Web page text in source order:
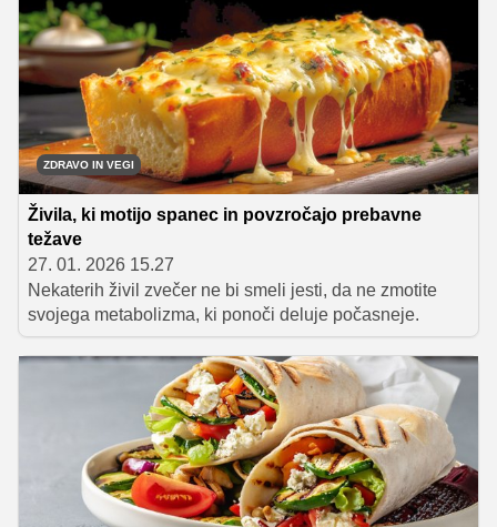
naj bi jih odrasli dnevno zaužili okoli 30 gramov, kar
lahko dosežemo z upoštevanjem nekaj preprostih
nasvetov, ki vam jih razkrivamo v nadaljevanju.
ZDRAVO IN VEGI
Živila, ki motijo spanec in povzročajo prebavne
težave
27. 01. 2026 15.27
Nekaterih živil zvečer ne bi smeli jesti, da ne zmotite
svojega metabolizma, ki ponoči deluje počasneje.